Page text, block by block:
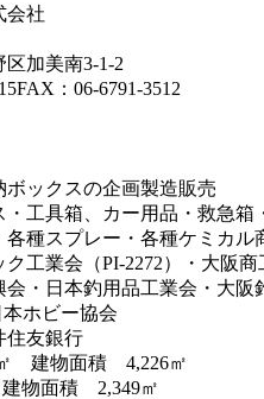
会社
加美南3-1-2
：06-6791-3512
ボックスの企画製造販売
・工具箱、カー用品・救急箱
各種スプレー・各種ケミカル
工業会（PI-2272）・大阪商
会・日本釣用品工業会・大阪
ホビー協会
住友銀行
建物面積 4,226㎡
物面積 2,349㎡